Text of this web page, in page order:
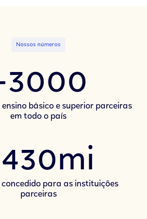
Nossos números
básico e superior parceiras
em todo o país
para as instituições
parceiras